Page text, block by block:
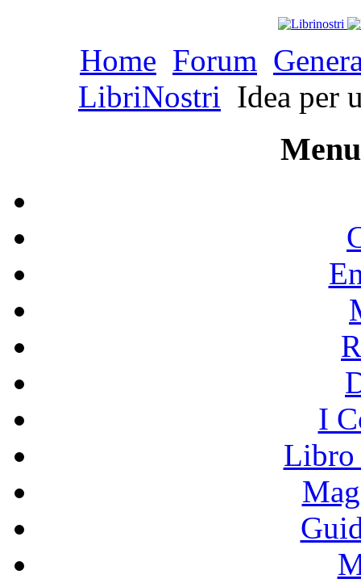
Home Forum
LibriNostri Idea per
I
Libro